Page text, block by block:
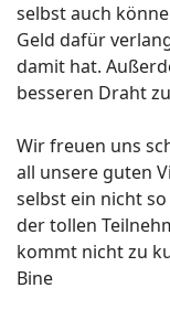
selbst auch
Geld dafür
damit hat.
besseren Draht
Wir freuen uns
all unsere guten
selbst ein nicht
der tollen
kommt nicht zu
Bine